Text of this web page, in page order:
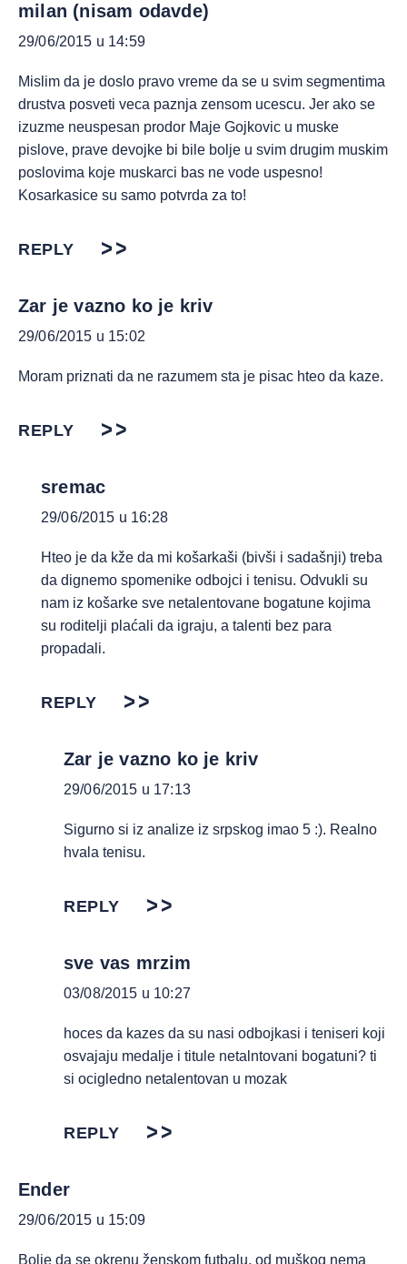
milan (nisam odavde)
29/06/2015 u 14:59
Mislim da je doslo pravo vreme da se u svim segmentima
drustva posveti veca paznja zensom ucescu. Jer ako se
izuzme neuspesan prodor Maje Gojkovic u muske
pislove, prave devojke bi bile bolje u svim drugim muskim
poslovima koje muskarci bas ne vode uspesno!
Kosarkasice su samo potvrda za to!
REPLY
Zar je vazno ko je kriv
29/06/2015 u 15:02
Moram priznati da ne razumem sta je pisac hteo da kaze.
REPLY
sremac
29/06/2015 u 16:28
Hteo je da kže da mi košarkaši (bivši i sadašnji) treba
da dignemo spomenike odbojci i tenisu. Odvukli su
nam iz košarke sve netalentovane bogatune kojima
su roditelji plaćali da igraju, a talenti bez para
propadali.
REPLY
Zar je vazno ko je kriv
29/06/2015 u 17:13
Sigurno si iz analize iz srpskog imao 5 :). Realno
hvala tenisu.
REPLY
sve vas mrzim
03/08/2015 u 10:27
hoces da kazes da su nasi odbojkasi i teniseri koji
osvajaju medalje i titule netalntovani bogatuni? ti
si ocigledno netalentovan u mozak
REPLY
Ender
29/06/2015 u 15:09
Bolje da se okrenu ženskom futbalu, od muškog nema